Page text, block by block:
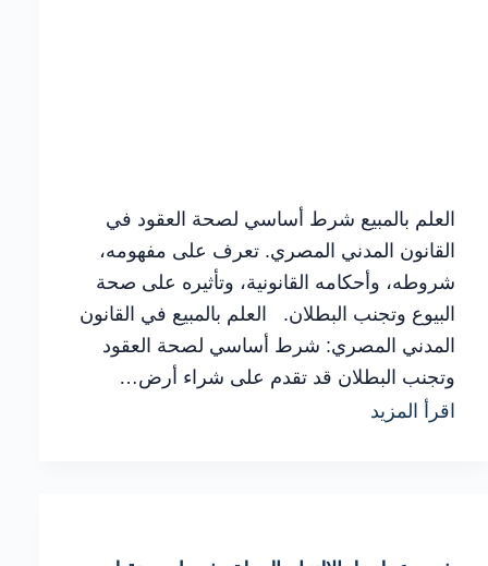
العلم بالمبيع شرط أساسي لصحة العقود في
القانون المدني المصري. تعرف على مفهومه،
شروطه، وأحكامه القانونية، وتأثيره على صحة
البيوع وتجنب البطلان. العلم بالمبيع في القانون
المدني المصري: شرط أساسي لصحة العقود
وتجنب البطلان قد تقدم على شراء أرض…
اقرأ المزيد